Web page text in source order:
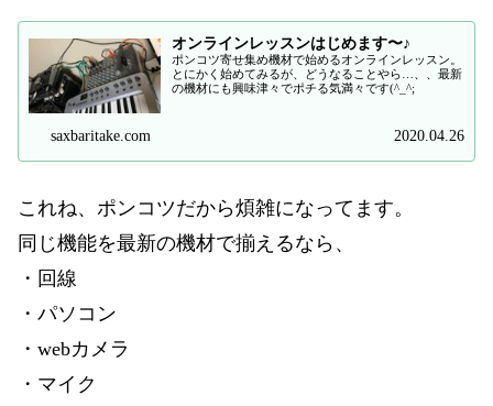
オンラインレッスンはじめます〜♪
ポンコツ寄せ集め機材で始めるオンラインレッスン。
とにかく始めてみるが、どうなることやら…、、最新
の機材にも興味津々でポチる気満々です(^_^;
saxbaritake.com 2020.04.26
これね、ポンコツだから煩雑になってます。
同じ機能を最新の機材で揃えるなら、
・回線
・パソコン
・webカメラ
・マイク